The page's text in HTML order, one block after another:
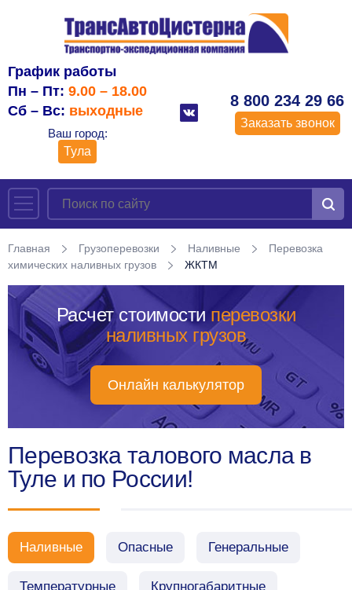
График работы
Пн – Пт: 9.00 – 18.00
Сб – Вс: выходные
Ваш город:
Тула
8 800 234 29 66
Заказать звонок
Главная Грузоперевозки Наливные
Перевозка
химических наливных грузов
ЖКТМ
Расчет стоимости перевозки
наливных грузов
Онлайн калькулятор
Перевозка талового масла в
Туле и по России!
Наливные Опасные Генеральные
Температурные Крупногабаритные